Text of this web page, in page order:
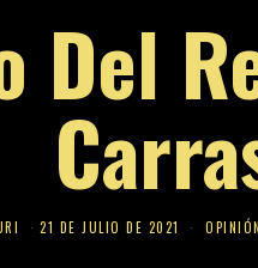
Del
21 DE JULIO DE 2021